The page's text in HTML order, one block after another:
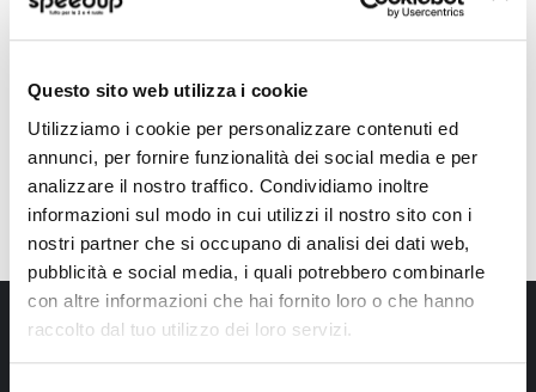
Questo sito web utilizza i cookie
Utilizziamo i cookie per personalizzare contenuti ed
annunci, per fornire funzionalità dei social media e per
analizzare il nostro traffico. Condividiamo inoltre
informazioni sul modo in cui utilizzi il nostro sito con i
nostri partner che si occupano di analisi dei dati web,
pubblicità e social media, i quali potrebbero combinarle
con altre informazioni che hai fornito loro o che hanno
raccolto dal tuo utilizzo dei loro servizi.
19,80 € 29,70 €
Iscriviti alla newsletter Speedup